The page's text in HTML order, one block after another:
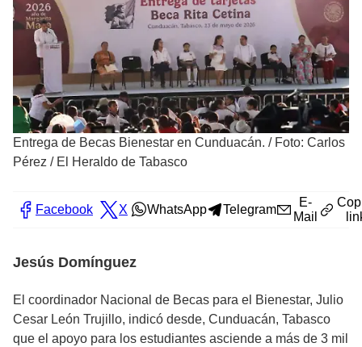
Entrega de Becas Bienestar en Cunduacán. / Foto: Carlos
Pérez / El Heraldo de Tabasco
Facebook X WhatsApp Telegram
E-
Mail
Jesús Domínguez
El coordinador Nacional de Becas para el Bienestar, Julio
Cesar León Trujillo, indicó desde, Cunduacán, Tabasco
que el apoyo para los estudiantes asciende a más de 3 mil